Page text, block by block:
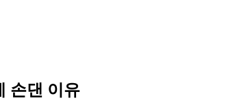
손댄 이유